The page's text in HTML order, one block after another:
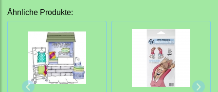
Ähnliche Produkte: